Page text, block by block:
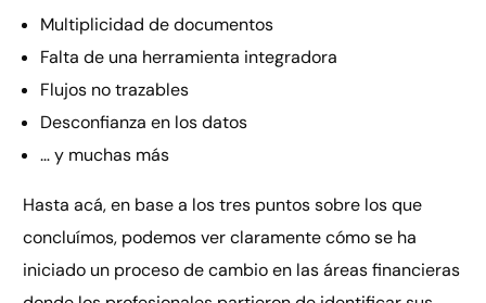
Multiplicidad de documentos
Falta de una herramienta integradora
Flujos no trazables
Desconfianza en los datos
… y muchas más
Hasta acá, en base a los tres puntos sobre los que
concluímos, podemos ver claramente cómo se ha
iniciado un proceso de cambio en las áreas financieras